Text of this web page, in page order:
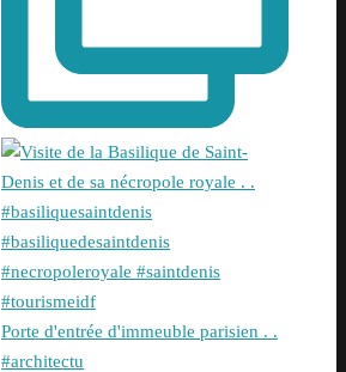
Porte d'entrée d'immeuble parisien . .
#architectu